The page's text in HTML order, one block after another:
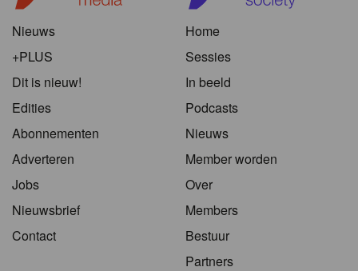
Nieuws
+PLUS
Dit is nieuw!
Edities
Abonnementen
Adverteren
Jobs
Nieuwsbrief
Contact
Home
Sessies
In beeld
Podcasts
Nieuws
Member worden
Over
Members
Bestuur
Partners